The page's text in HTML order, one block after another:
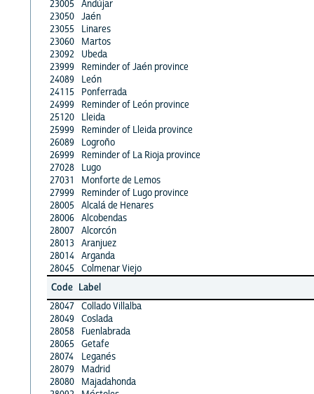
23005
Andújar
23050 Jaén
23055
Linares
23060
Martos
23092
Ubeda
23999
Reminder of Jaén province
24089
León
24115
Ponferrada
24999
Reminder of León province
25120
Lleida
25999
Reminder of Lleida province
26089
Logroño
26999
Reminder of La Rioja province
27028
Lugo
27031
Monforte de Lemos
27999
Reminder of Lugo province
28005
Alcalá de Henares
28006 Alcobendas
28007 Alcorcón
28013
Aranjuez
28014 Arganda
28045
Colmenar Viejo
Code Label
28047 Collado Villalba
28049 Coslada
28058
Fuenlabrada
28065
Getafe
28074
Leganés
28079
Madrid
28080
Majadahonda